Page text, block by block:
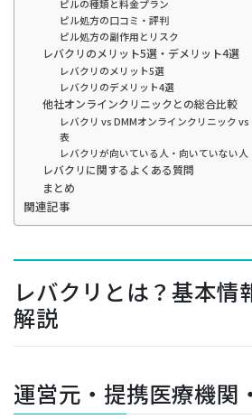
ピルの種類と料金プラン
ピル処方の口コミ・評判
ピル処方の副作用とリスク
レバクリのメリット5選・デメリット4選
レバクリのメリット5選
レバクリのデメリット4選
他社オンラインクリニックとの総合比較
レバクリ vs DMMオンラインクリニック
表
レバクリが向いている人・向いていない人
レバクリに関するよくある質問
まとめ
関連記事
レバクリとは？基本情
解説
運営元・提携医療機関